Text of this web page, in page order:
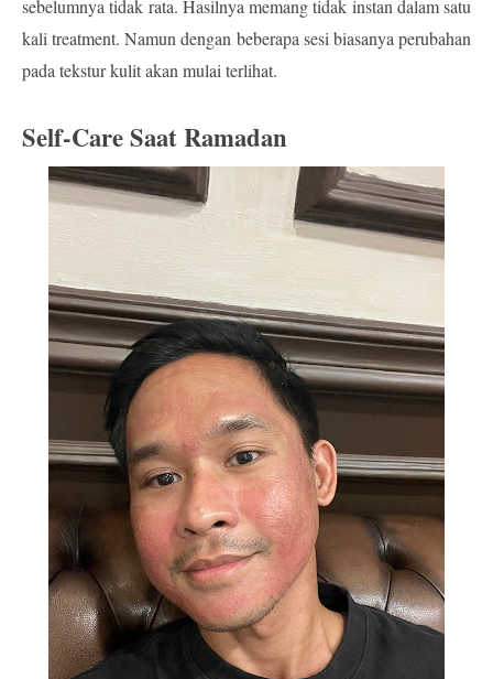
sebelumnya tidak rata. Hasilnya memang tidak instan dalam satu
kali treatment. Namun dengan beberapa sesi biasanya perubahan
pada tekstur kulit akan mulai terlihat.
Self-Care Saat Ramadan